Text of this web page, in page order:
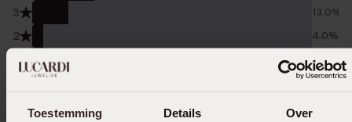
Toestemming Details Over
3 13.0%
2 4.0%
6.0%
Trusted shops